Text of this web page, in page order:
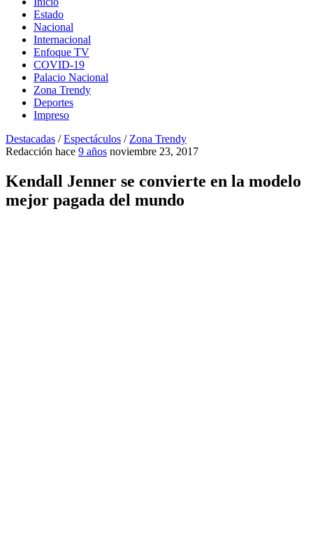
Estado
Nacional
Internacional
Enfoque TV
COVID-19
Palacio Nacional
Zona Trendy
Deportes
Impreso
Destacadas /Espectáculos /Zona Trendy
Redacción hace 9 años noviembre 23, 2017
Kendall Jenner se convierte en la modelo
mejor pagada del mundo